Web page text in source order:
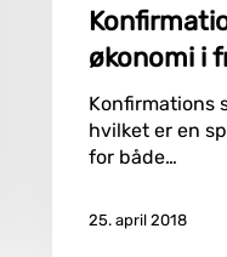
økonomi i
Konfirmations
hvilket er en
for både…
25. april 2018